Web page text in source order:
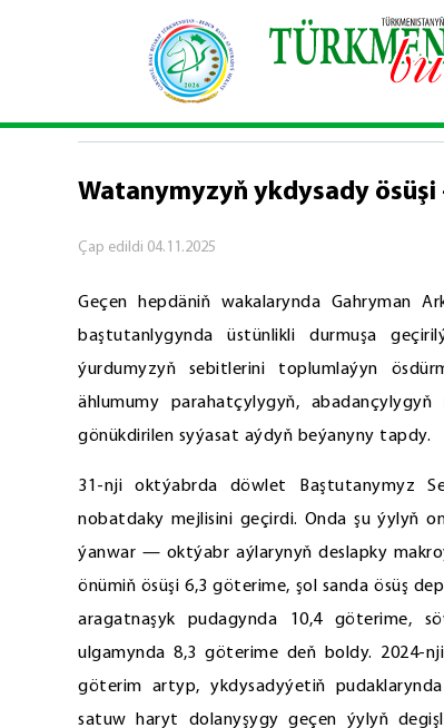
Baş sahypa \ Hepdäniň wakalary \
HEPDÄNIŇ WAKALARY
Watanymyzyň ykdysady
Çap edildi 04.11.2025
Geçen hepdäniň wakalarynda Gahryman
baştutanlygynda üstünlikli durmuşa
ýurdumyzyň sebitlerini toplumlaýyn
ählumumy parahatçylygyň,
gönükdirilen syýasat aýdyň beýanyny tapdy.
31-nji oktýabrda döwlet Baştutanymyz
nobatdaky mejlisini geçirdi. Onda şu ýylyň
ýanwar — oktýabr aýlarynyň deslapky
önümiň ösüşi 6,3 göterime, şol sanda ösüş
aragatnaşyk pudagynda 10,4 göterime,
ulgamynda 8,3 göterime deň boldy. 2024-
göterim artyp, ykdysadyýetiň
satuw haryt dolanyşygy geçen ýylyň